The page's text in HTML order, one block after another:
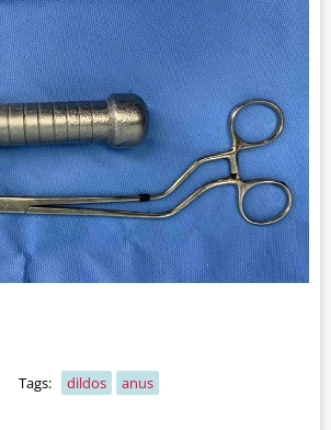
Tags: dildos anus